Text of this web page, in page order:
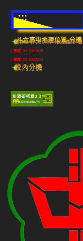
:::
斗六高中地理位置-分機
雲林縣斗六市640010民生路224號
(市話) 05-5322039
(傳真) 05-5348213
校內分機